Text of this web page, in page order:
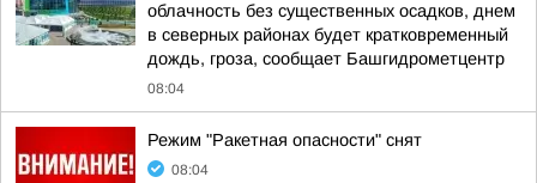
облачность без существенных осадков, днем
в северных районах будет кратковременный
дождь, гроза, сообщает Башгидрометцентр
08:04
Режим "Ракетная опасности" снят
08:04